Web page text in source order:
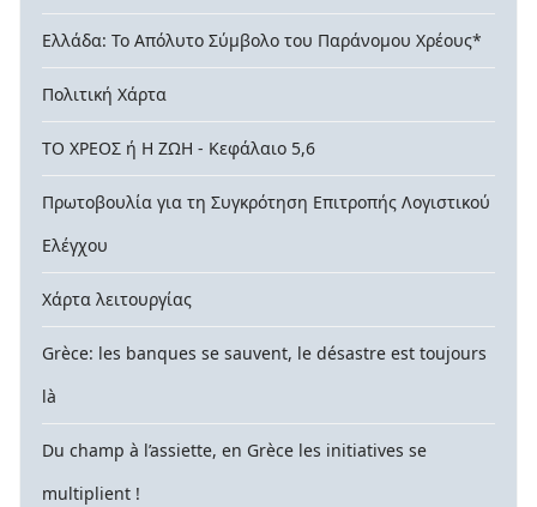
Ελλάδα: Το Απόλυτο Σύμβολο του Παράνομου Χρέους*
Πολιτική Χάρτα
ΤΟ ΧΡΕΟΣ ή Η ΖΩΗ - Κεφάλαιο 5,6
Πρωτοβουλία για τη Συγκρότηση Επιτροπής Λογιστικού
Ελέγχου
Χάρτα λειτουργίας
Grèce: les banques se sauvent, le désastre est toujours
là
Du champ à l’assiette, en Grèce les initiatives se
multiplient !